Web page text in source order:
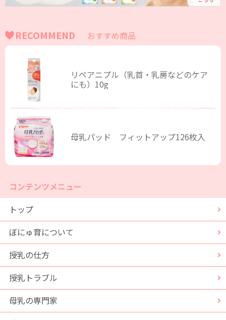
RECOMMEND おすすめ商品
リペアニプル（乳首・乳房などのケア
にも）10g
母乳パッド フィットアップ126枚入
コンテンツメニュー
トップ
ぼにゅ育について
授乳の仕方
授乳トラブル
母乳の専門家